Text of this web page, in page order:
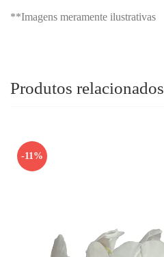
**Imagens meramente ilustrativas
Produtos relacionados
-11%